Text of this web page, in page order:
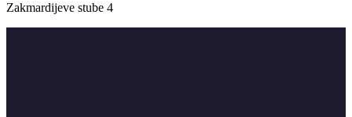
Zakmardijeve stube 4